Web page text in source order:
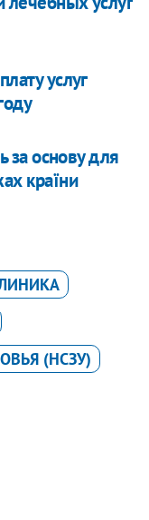
услуг
за основу для
країни
(НСЗУ)